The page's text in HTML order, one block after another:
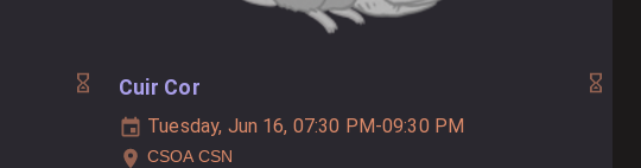
Cuir Cor
Tuesday, Jun 16, 07:30 PM-09:30 PM
CSOA CSN